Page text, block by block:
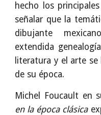
hecho los
señalar que la
dibujante
extendida
literatura y el arte
de su época.
Michel Foucault en
en la época clásica